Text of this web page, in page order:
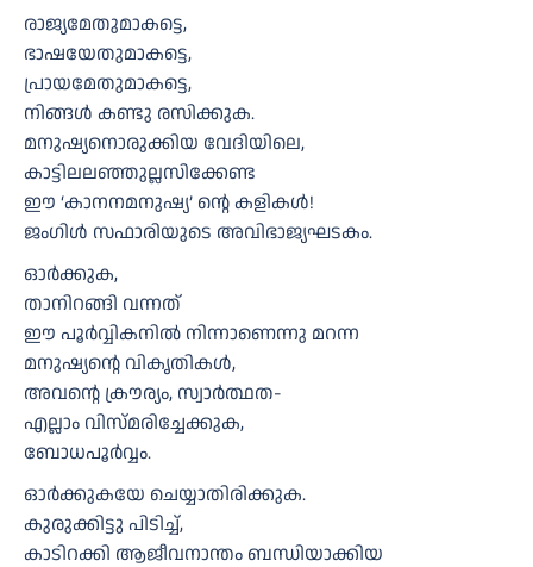
രാജ്യമേതുമാകട്ടെ,
ഭാഷയേതുമാകട്ടെ,
പ്രായമേതുമാകട്ടെ,
നിങ്ങൾ കണ്ടു രസിക്കുക.
മനുഷ്യനൊരുക്കിയ വേദിയിലെ,
കാട്ടിലലഞ്ഞുല്ലസിക്കേണ്ട
ഈ ‘കാനനമനുഷ്യ’ ൻ്റെ കളികൾ!
ജംഗിൾ സഫാരിയുടെ അവിഭാജ്യഘടകം.
ഓർക്കുക,
താനിറങ്ങി വന്നത്
ഈ പൂർവ്വികനിൽ നിന്നാണെന്നു മറന്ന
മനുഷ്യൻ്റെ വികൃതികൾ,
അവൻ്റെ ക്രൗര്യം, സ്വാർത്ഥത-
എല്ലാം വിസ്മരിച്ചേക്കുക,
ബോധപൂർവ്വം.
ഓർക്കുകയേ ചെയ്യാതിരിക്കുക.
കുരുക്കിട്ടു പിടിച്ച്,
കാടിറക്കി ആജീവനാന്തം ബന്ധിയാക്കിയ